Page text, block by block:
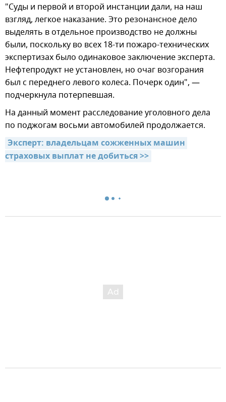
"Суды и первой и второй инстанции дали, на наш
взгляд, легкое наказание. Это резонансное дело
выделять в отдельное производство не должны
были, поскольку во всех 18-ти пожаро-технических
экспертизах было одинаковое заключение эксперта.
Нефтепродукт не установлен, но очаг возгорания
был с переднего левого колеса. Почерк один", —
подчеркнула потерпевшая.
На данный момент расследование уголовного дела
по поджогам восьми автомобилей продолжается.
Эксперт: владельцам сожженных машин
страховых выплат не добиться >>